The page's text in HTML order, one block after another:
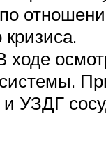
и УЗДГ